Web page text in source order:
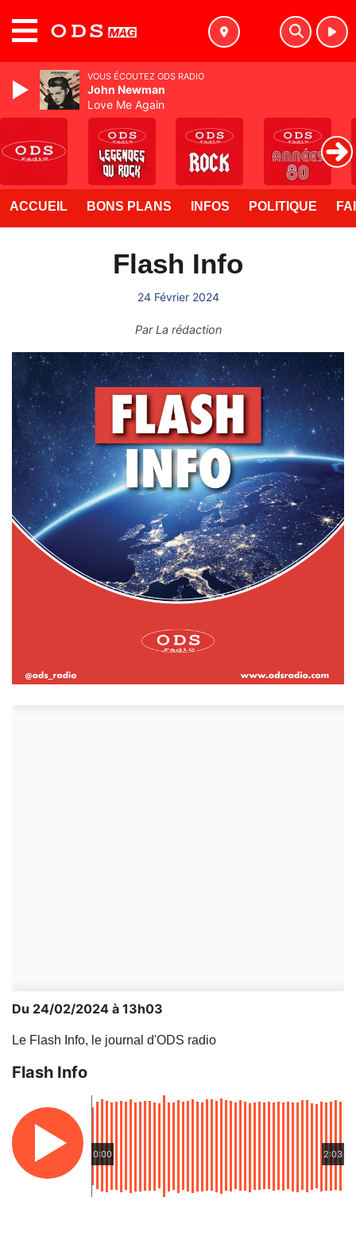
ACCUEIL BONS PLANS INFOS POLITIQUE
Flash Info
24 Février 2024
ParLa rédaction
Du 24/02/2024 à 13h03
Le Flash Info, le journal d'ODS radio
Flash Info
0:00 2:03
VOUS ÉCOUTEZ ODS RADIO
John Newman
Love Me Again